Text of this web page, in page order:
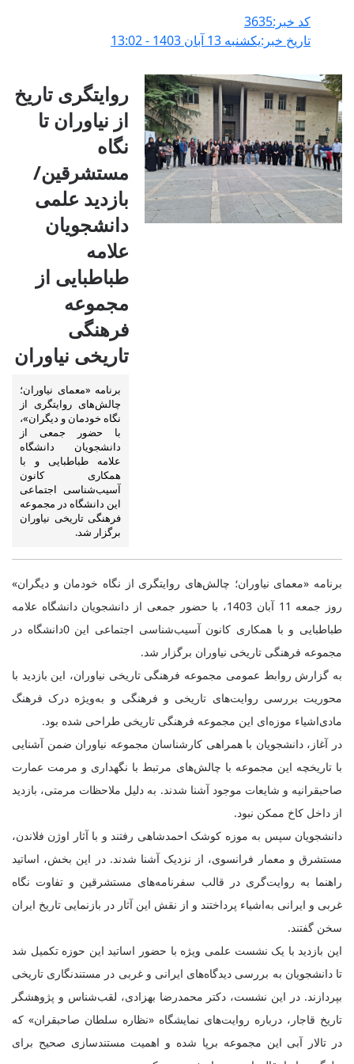
کد خبر:3635
تاریخ خبر:يکشنبه 13 آبان 1403 - 13:02
روایتگری تاریخ
از نیاوران تا
نگاه
مستشرقین/
بازدید علمی
دانشجویان
علامه
طباطبایی از
مجموعه
فرهنگی
تاریخی نیاوران
برنامه «معمای نیاوران؛
چالش‌های روایتگری از
نگاه خودمان و دیگران»،
با حضور جمعی از
دانشجویان دانشگاه
علامه طباطبایی و با
همکاری کانون
آسیب‌شناسی اجتماعی
این دانشگاه در مجموعه
فرهنگی تاریخی نیاوران
برگزار شد.
برنامه «معمای نیاوران؛ چالش‌های روایتگری از نگاه خودمان و دیگران»
روز جمعه 11 آبان 1403، با حضور جمعی از دانشجویان دانشگاه علامه
طباطبایی و با همکاری کانون آسیب‌شناسی اجتماعی این 0دانشگاه در
مجموعه فرهنگی تاریخی نیاوران برگزار شد.
به گزارش روابط عمومی مجموعه فرهنگی تاریخی نیاوران، این بازدید با
محوریت بررسی روایت‌های تاریخی و فرهنگی و به‌ویژه درک فرهنگ
مادی‌اشیاء موزه‌ای این مجموعه فرهنگی تاریخی طراحی شده بود.
در آغاز، دانشجویان با همراهی کارشناسان مجموعه نیاوران ضمن آشنایی
با تاریخچه این مجموعه با چالش‌های مرتبط با نگهداری و مرمت عمارت
صاحبقرانیه و شایعات موجود آشنا شدند. به دلیل ملاحظات مرمتی، بازدید
از داخل کاخ ممکن نبود.
دانشجویان سپس به موزه کوشک احمدشاهی رفتند و با آثار اوژن فلاندن،
مستشرق و معمار فرانسوی، از نزدیک آشنا شدند. در این بخش، اساتید
راهنما به روایت‌گری در قالب سفرنامه‌های مستشرقین و تفاوت نگاه
غربی و ایرانی به‌اشیاء پرداختند و از نقش این آثار در بازنمایی تاریخ ایران
سخن گفتند.
این بازدید با یک نشست علمی ویژه با حضور اساتید این حوزه تکمیل شد
تا دانشجویان به بررسی دیدگاه‌های ایرانی و غربی در مستندنگاری تاریخی
بپردازند. در این نشست، دکتر محمدرضا بهزادی، لقب‌شناس و پژوهشگر
تاریخ قاجار، درباره روایت‌های نمایشگاه «نظاره سلطان صاحبقران» که
در تالار آبی این مجموعه برپا شده و اهمیت مستندسازی صحیح برای